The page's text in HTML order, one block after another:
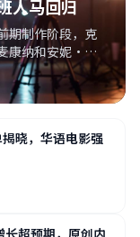
人马回归
期制作阶段，克
康纳和安妮·海
晓，华语电影强